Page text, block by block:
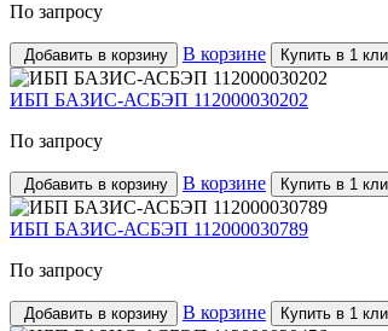
По запросу
Добавить в корзину В корзине Купить в 1
ИБП БАЗИС-АСБЭП 112000030202
По запросу
Добавить в корзину В корзине Купить в 1
ИБП БАЗИС-АСБЭП 112000030789
По запросу
Добавить в корзину В корзине Купить в 1